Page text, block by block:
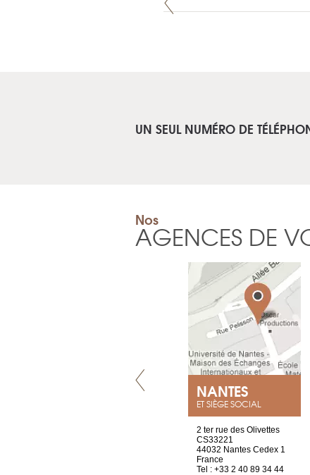
UN SEUL NUMÉRO DE
Nos
AGENCES DE
NANTES
ET SIÈGE SOCIAL
2 ter rue des Olivettes
CS33221
44032 Nantes Cedex 1
France
Tel : +33 2 40 89 34 44